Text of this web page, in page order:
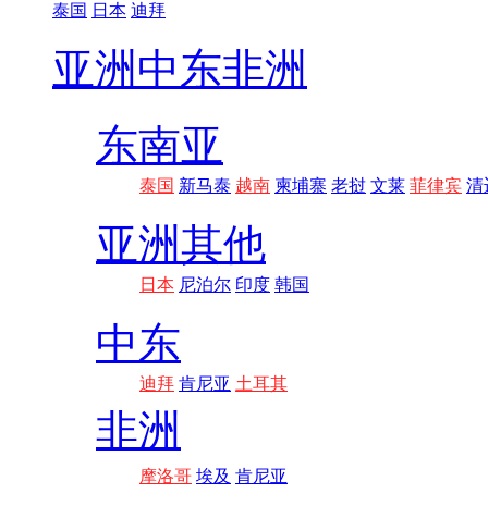
泰国 日本 迪拜
亚洲 中东非洲
东南亚
泰国 新马泰 越南 柬埔寨 老挝 文莱 菲律宾 清
亚洲其他
日本 尼泊尔 印度 韩国
中东
迪拜 肯尼亚 土耳其
非洲
摩洛哥 埃及 肯尼亚